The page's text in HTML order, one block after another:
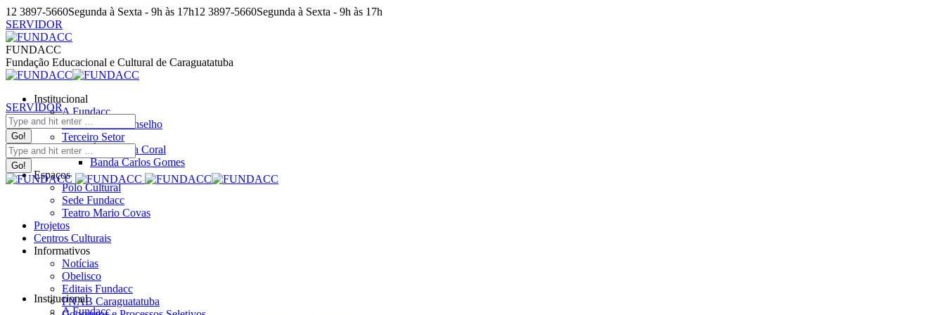
Pular
para
o
conteúdo
12 3897-5660Segunda à Sexta - 9h às 17h12 3897-5660Segunda à Sexta - 9h às 17h
SERVIDOR
Facebook
page
opens
in
window
Instagram
page
opens
in
window
YouTube
page
opens
in
window
Facebook
page
opens
in
window
Instagram
page
opens
in
window
YouTube
page
opens
in
window
FUNDACC
Fundação Educacional e Cultural de Caraguatatuba
Institucional
A Fundacc
Comissões e Conselho
Terceiro Setor
Água Viva Coral
Banda Carlos Gomes
Espaços
Polo Cultural
Sede Fundacc
Teatro Mario Covas
Projetos
Centros Culturais
Informativos
Notícias
Obelisco
Editais Fundacc
PNAB Caraguatatuba
SERVIDOR
Search:
Search:
Institucional
A Fundacc